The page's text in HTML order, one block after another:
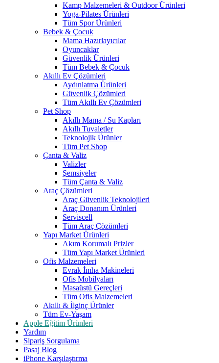
Kamp Malzemeleri & Outdoor Ürünleri
Yoga-Pilates Ürünleri
Tüm Spor Ürünleri
Bebek & Çocuk
Mama Hazırlayıcılar
Oyuncaklar
Güvenlik Ürünleri
Tüm Bebek & Çocuk
Akıllı Ev Çözümleri
Aydınlatma Ürünleri
Güvenlik Çözümleri
Tüm Akıllı Ev Çözümleri
Pet Shop
Akıllı Mama / Su Kapları
Akıllı Tuvaletler
Teknolojik Ürünler
Tüm Pet Shop
Çanta & Valiz
Valizler
Şemsiyeler
Tüm Çanta & Valiz
Araç Çözümleri
Araç Güvenlik Teknolojileri
Araç Donanım Ürünleri
Serviscell
Tüm Araç Çözümleri
Yapı Market Ürünleri
Akım Korumalı Prizler
Tüm Yapı Market Ürünleri
Ofis Malzemeleri
Evrak İmha Makineleri
Ofis Mobilyaları
Masaüstü Gereçleri
Tüm Ofis Malzemeleri
Akıllı & İlginç Ürünler
Tüm Ev-Yaşam
Apple Eğitim Ürünleri
Yardım
Sipariş Sorgulama
Pasaj Blog
iPhone Karşılaştırma